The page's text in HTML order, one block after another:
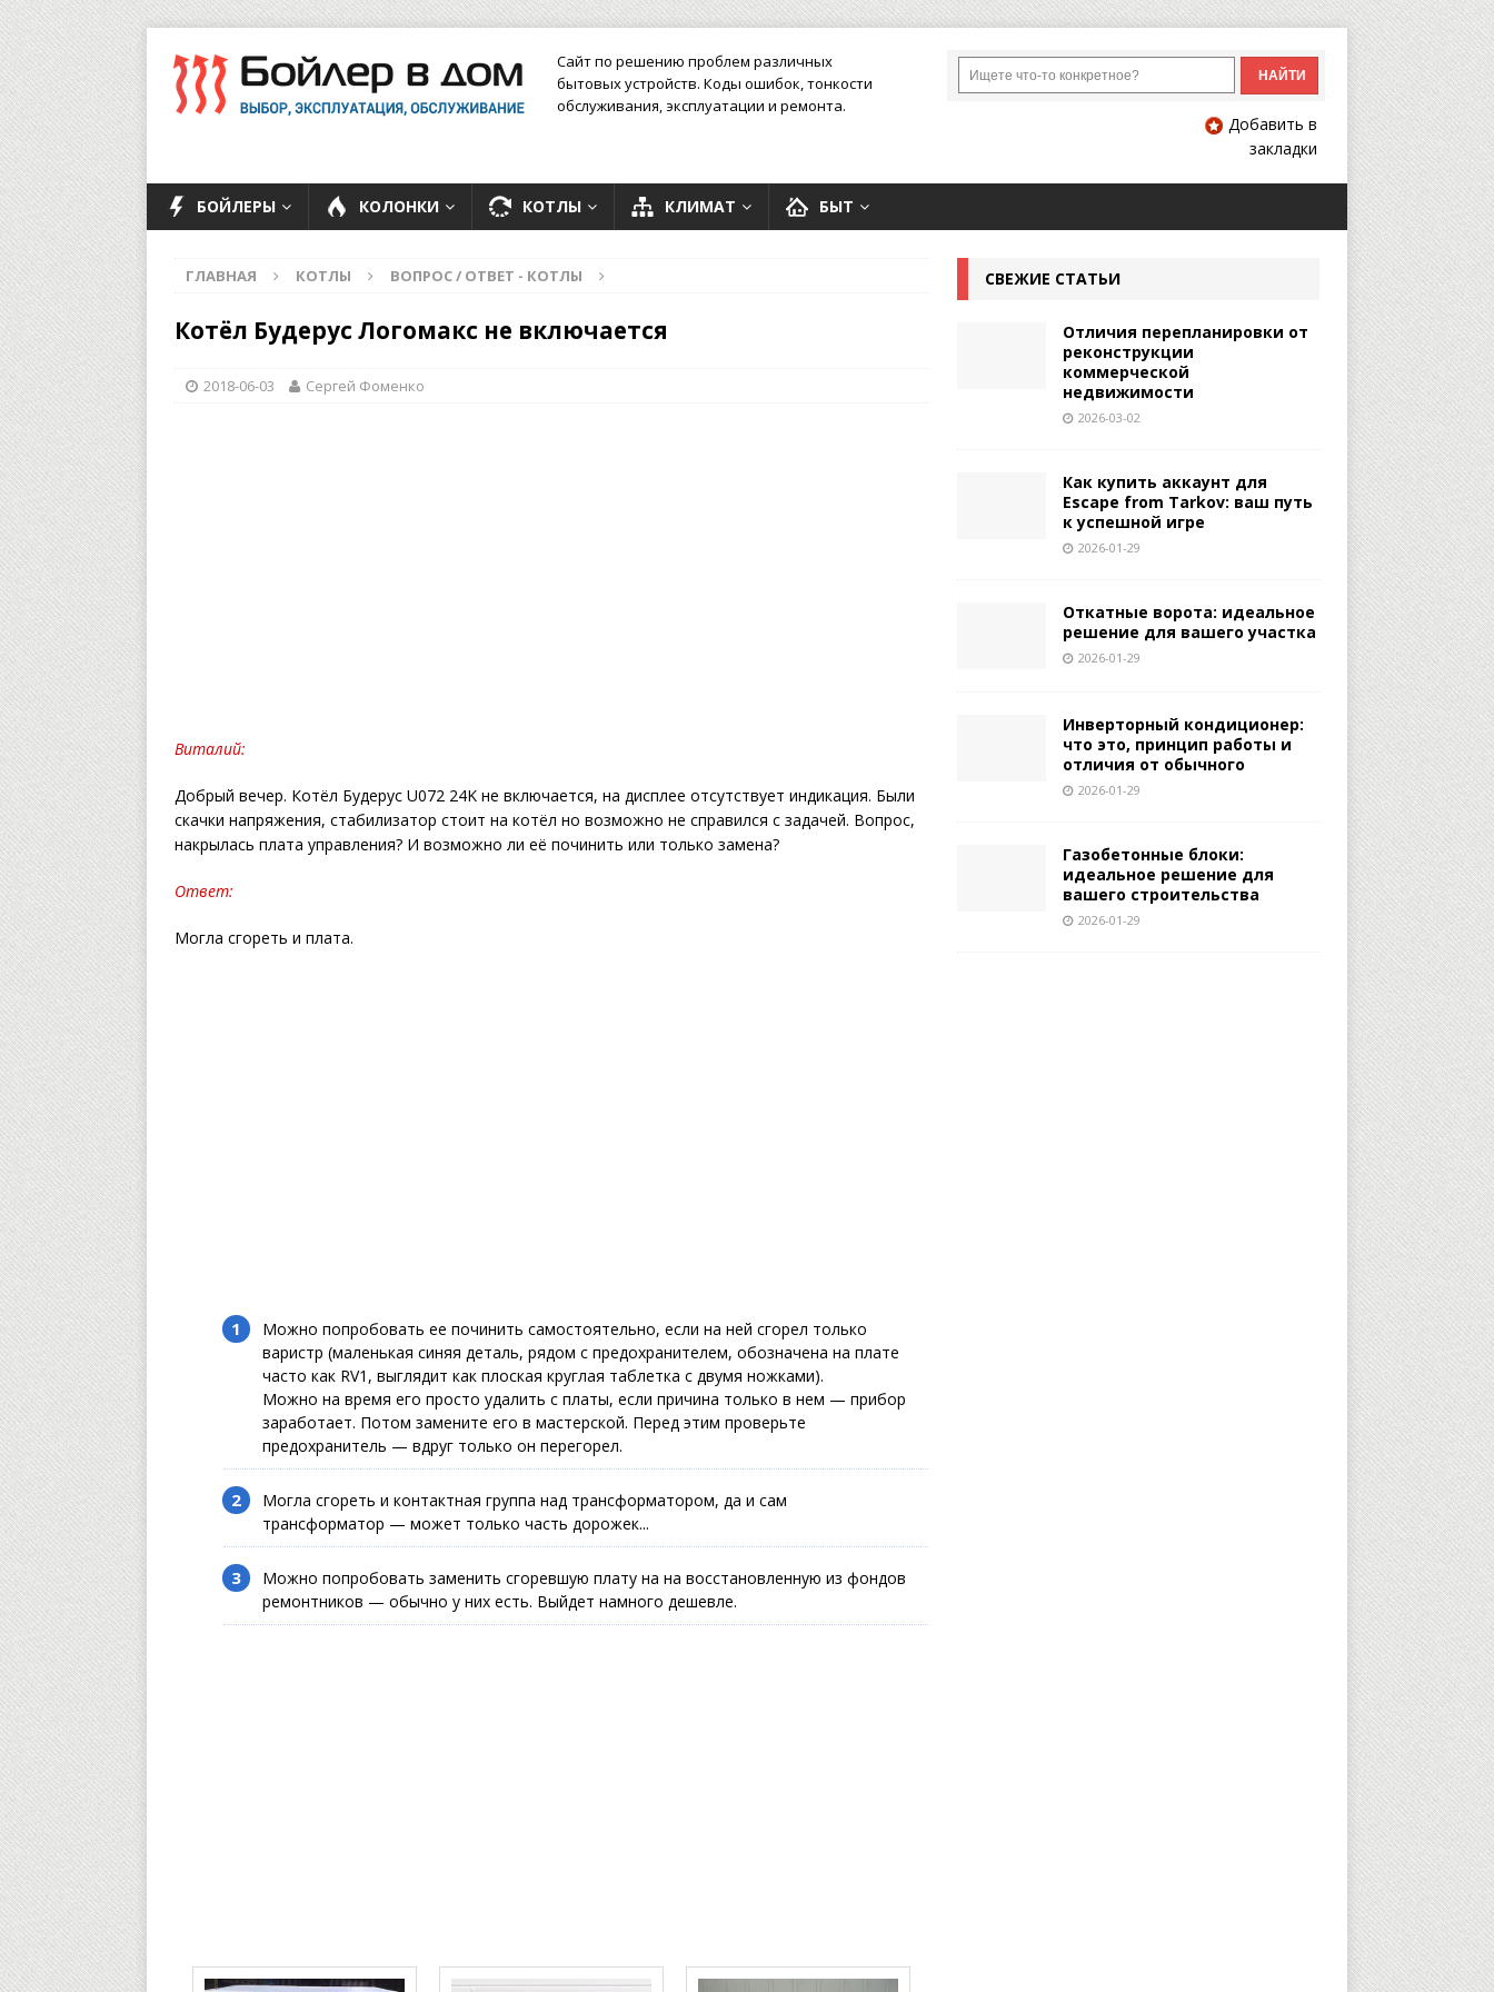
Сайт по решению проблем различных
бытовых устройств. Коды ошибок, тонкости
обслуживания, эксплуатации и ремонта.
Добавить в
закладки
БОЙЛЕРЫ КОЛОНКИ КОТЛЫ КЛИМАТ БЫТ
ГЛАВНАЯ КОТЛЫ ВОПРОС / ОТВЕТ - КОТЛЫ
Котёл Будерус Логомакс не включается
2018-06-03 Сергей Фоменко
Виталий:
Добрый вечер. Котёл Будерус U072 24K не включается, на дисплее отсутствует индикация. Были
скачки напряжения, стабилизатор стоит на котёл но возможно не справился с задачей. Вопрос,
накрылась плата управления? И возможно ли её починить или только замена?
Ответ:
Могла сгореть и плата.
Можно попробовать ее починить самостоятельно, если на ней сгорел только
варистр (маленькая синяя деталь, рядом с предохранителем, обозначена на плате
часто как RV1, выглядит как плоская круглая таблетка с двумя ножками).
Можно на время его просто удалить с платы, если причина только в нем — прибор
заработает. Потом замените его в мастерской. Перед этим проверьте
предохранитель — вдруг только он перегорел.
Могла сгореть и контактная группа над трансформатором, да и сам
трансформатор — может только часть дорожек...
Можно попробовать заменить сгоревшую плату на на восстановленную из фондов
ремонтников — обычно у них есть. Выйдет намного дешевле.
СВЕЖИЕ СТАТЬИ
Отличия перепланировки от
реконструкции
коммерческой
недвижимости
2026-03-02
Как купить аккаунт для
Escape from Tarkov: ваш путь
к успешной игре
2026-01-29
Откатные ворота: идеальное
решение для вашего участка
2026-01-29
Инверторный кондиционер:
что это, принцип работы и
отличия от обычного
2026-01-29
Газобетонные блоки:
идеальное решение для
вашего строительства
2026-01-29